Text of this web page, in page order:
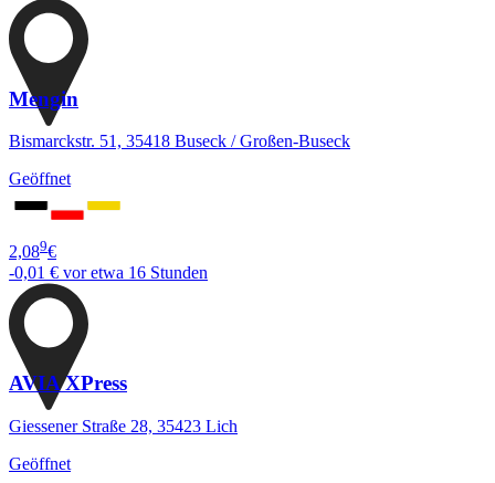
Mengin
Bismarckstr. 51, 35418 Buseck / Großen-Buseck
Geöffnet
2,089€
-0,01 € vor etwa 16 Stunden
AVIA XPress
Giessener Straße 28, 35423 Lich
Geöffnet